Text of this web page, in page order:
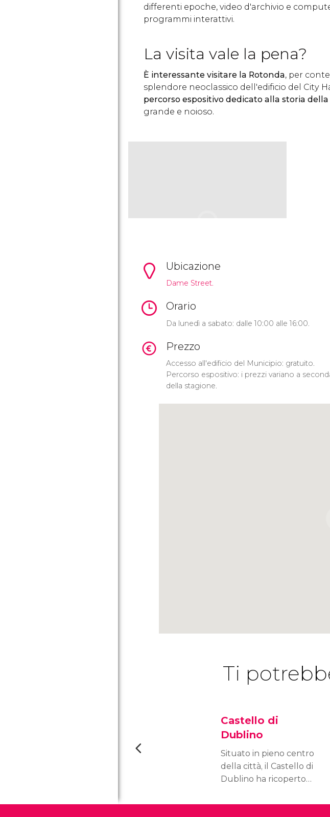
differenti epoche, video d'archivio e
programmi interattivi.
La visita vale la pena?
È interessante visitare la Rotonda, per
splendore neoclassico dell'edificio del City
percorso espositivo dedicato alla storia
grande e noioso.
Ubicazione
Dame Street.
Orario
Da lunedì a sabato: dalle 10:00 alle 16:00.
Prezzo
Accesso all'edificio del Municipio: gratuito.
Percorso espositivo: i prezzi variano a
della stagione.
Ti
Castello di
Dublino
Situato in pieno centro
della città, il Castello di
Dublino ha ricoperto
funzioni nel corso della